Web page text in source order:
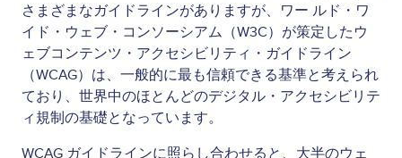
さまざまなガイドラインがありますが、ワー ルド・ワ
イド・ウェブ・コンソーシアム（W3C）が策定したウ
ェブコンテンツ・アクセシビリティ・ガイドライン
（WCAG）は、一般的に最も信頼できる基準と考えられ
ており、世界中のほとんどのデジタル・アクセシビリテ
ィ規制の基礎となっています。
WCAG ガイドラインに照らし合わせると、大半のウェ